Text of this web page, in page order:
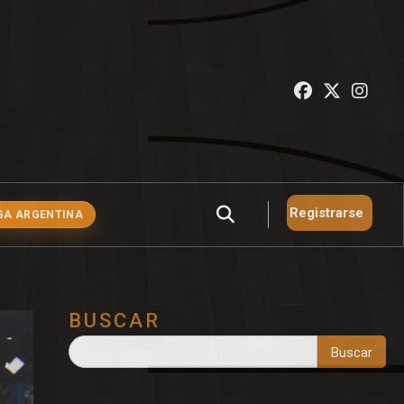
ARGENTINA Registrarse
BUSCAR
Buscar